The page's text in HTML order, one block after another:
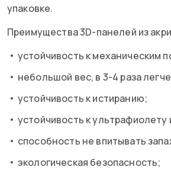
упаковке.
Преимущества 3D-панелей из
устойчивость к механическим
небольшой вес, в 3-4 раза
устойчивость к истиранию;
устойчивость к ультрафиолету
способность не впитывать
экологическая безопасность;